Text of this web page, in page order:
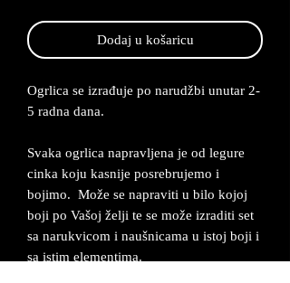
Dodaj u košaricu
Ogrlica se izrađuje po narudžbi unutar 2-
5 radna dana.
Svaka ogrlica napravljena je od legure
cinka koju kasnije posrebrujemo i
bojimo. Može se napraviti u bilo kojoj
boji po Vašoj želji te se može izraditi set
sa narukvicom i naušnicama u istoj boji i
sa istim elementima.